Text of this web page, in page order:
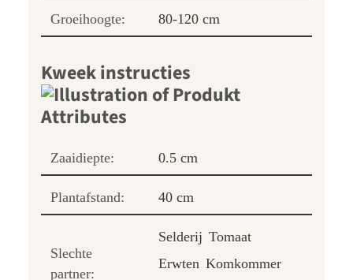
Groeihoogte: 80-120 cm
Kweek instructies
Zaaidiepte: 0.5 cm
Plantafstand: 40 cm
Slechte
partner:
Selderij Tomaat
Erwten Komkommer